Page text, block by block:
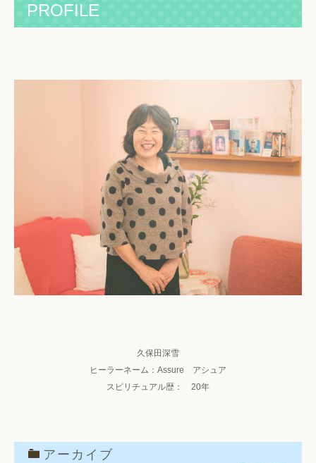
PROFILE
久保田深雪
ヒーラーネーム：Assure アシュア
スピリチュアル歴： 20年
アーカイブ